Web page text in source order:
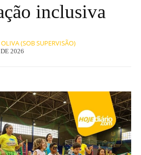
inclusiva
(SOB SUPERVISÃO)
2026